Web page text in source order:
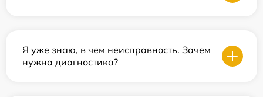
Я уже знаю, в чем неисправность. Зачем
нужна диагностика?